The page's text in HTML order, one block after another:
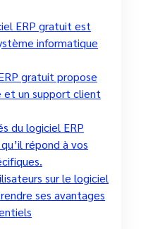
ERP gratuit est
informatique
gratuit propose
et un support client
du logiciel ERP
répond à vos
sur le logiciel
ses avantages